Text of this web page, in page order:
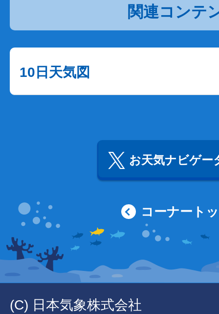
関連コンテ
10日天気図
お天気ナビゲー
コーナート
(C) 日本気象株式会社